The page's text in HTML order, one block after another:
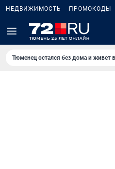
НЕДВИЖИМОСТЬ ПРОМОКОДЫ
Тюменец остался без дома и живет